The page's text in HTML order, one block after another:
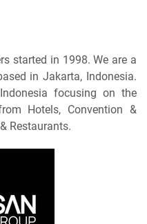
started in 1998. We are a
in Jakarta, Indonesia.
focusing on the
Hotels, Convention &
Restaurants.